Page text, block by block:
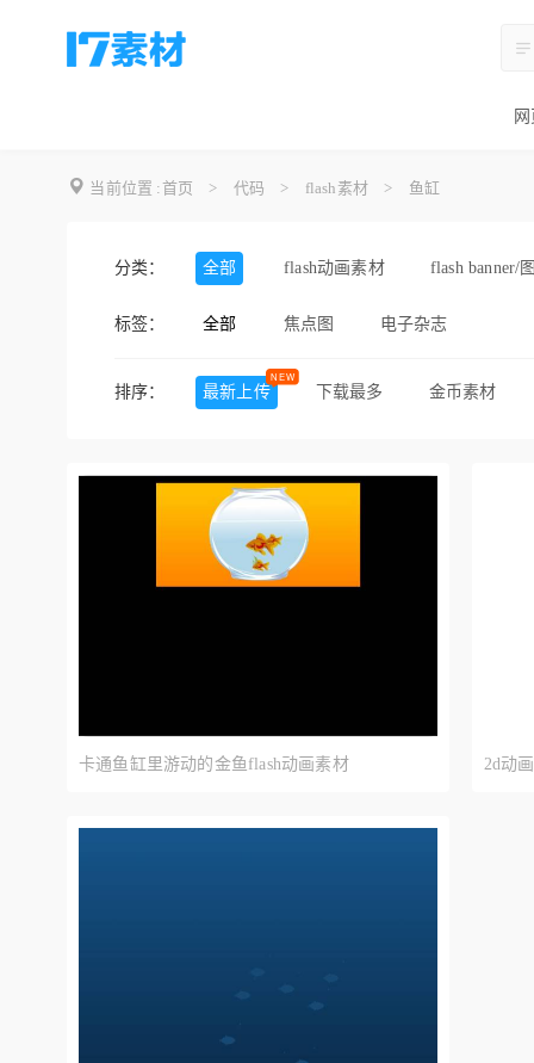
当前位置 :首页 > 代码 > flash素材 > 鱼缸
分类： 全部 flash动画素材 flash banner/
标签： 全部 焦点图 电子杂志
排序： 最新上传 下载最多 金币素材
卡通鱼缸里游动的金鱼flash动画素材 2d动